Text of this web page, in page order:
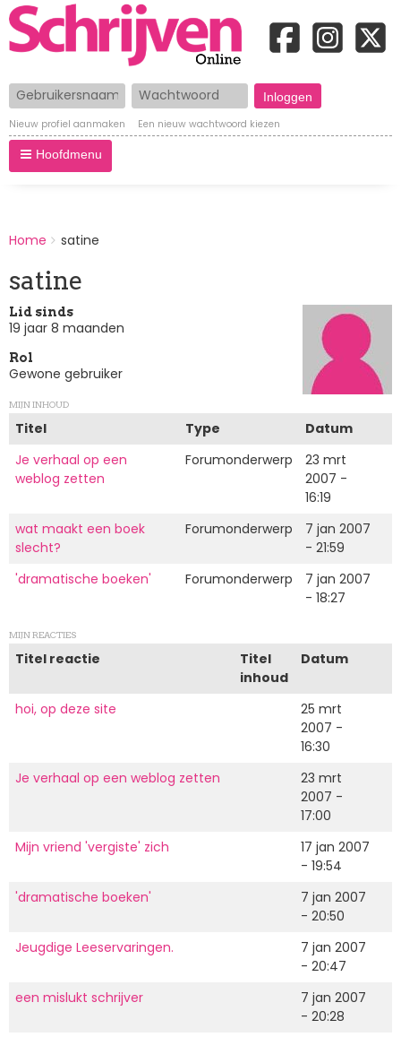
Gebruikersnaam Wachtwoord
Nieuw profiel aanmaken Een nieuw wachtwoord kiezen
Hoofdmenu
BREADCRUMBS
You
here:
Home satine
satine
Lid sinds
19 jaar 8 maanden
Rol
Gewone gebruiker
MIJN INHOUD
Titel Type
Datum
Je verhaal op een
weblog zetten
Forumonderwerp
23 mrt
2007 -
16:19
wat maakt een boek
slecht?
Forumonderwerp
7 jan 2007
- 21:59
'dramatische boeken'
Forumonderwerp
7 jan 2007
- 18:27
MIJN REACTIES
Titel reactie
Titel
inhoud
Datum
hoi, op deze site
25 mrt
2007 -
16:30
Je verhaal op een weblog zetten
23 mrt
2007 -
17:00
Mijn vriend 'vergiste' zich
17 jan 2007
- 19:54
'dramatische boeken'
7 jan 2007
- 20:50
Jeugdige Leeservaringen.
7 jan 2007
- 20:47
een mislukt schrijver
7 jan 2007
- 20:28